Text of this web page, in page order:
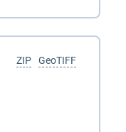
GeoTIFF
ZIP